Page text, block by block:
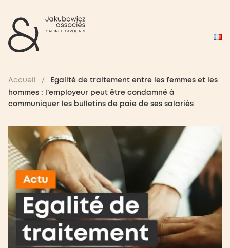
Accueil /
Egalité de traitement entre les femmes et les
hommes : l’employeur peut être condamné à
communiquer les bulletins de paie de ses salariés